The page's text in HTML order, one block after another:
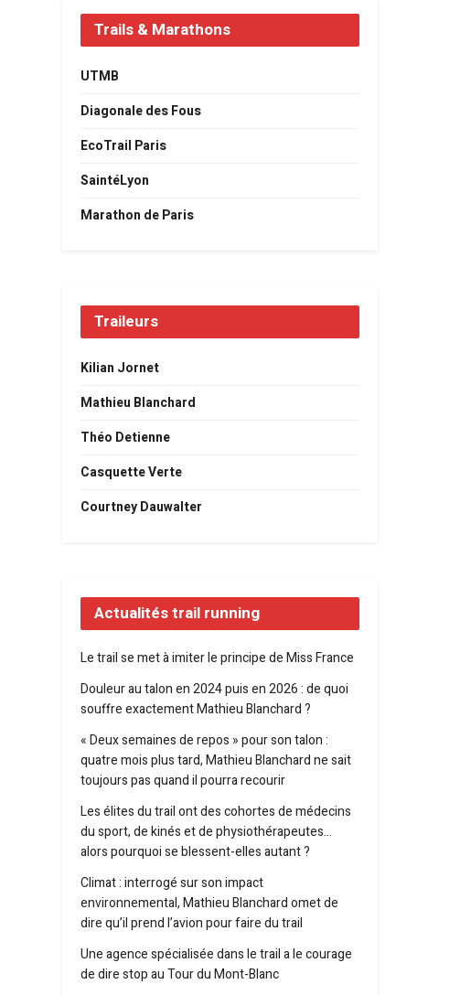
Trails & Marathons
UTMB
Diagonale des Fous
EcoTrail Paris
SaintéLyon
Marathon de Paris
Traileurs
Kilian Jornet
Mathieu Blanchard
Théo Detienne
Casquette Verte
Courtney Dauwalter
Actualités trail running
Le trail se met à imiter le principe de Miss France
Douleur au talon en 2024 puis en 2026 : de quoi
souffre exactement Mathieu Blanchard ?
« Deux semaines de repos » pour son talon :
quatre mois plus tard, Mathieu Blanchard ne sait
toujours pas quand il pourra recourir
Les élites du trail ont des cohortes de médecins
du sport, de kinés et de physiothérapeutes…
alors pourquoi se blessent-elles autant ?
Climat : interrogé sur son impact
environnemental, Mathieu Blanchard omet de
dire qu’il prend l’avion pour faire du trail
Une agence spécialisée dans le trail a le courage
de dire stop au Tour du Mont-Blanc